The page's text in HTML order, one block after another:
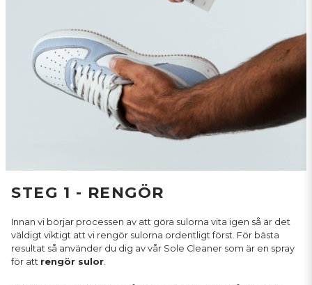
STEG 1 - RENGÖR
Innan vi börjar processen av att göra sulorna vita igen så är det
väldigt viktigt att vi rengör sulorna ordentligt först. För bästa
resultat så använder du dig av vår Sole Cleaner som är en spray
för att rengör sulor.